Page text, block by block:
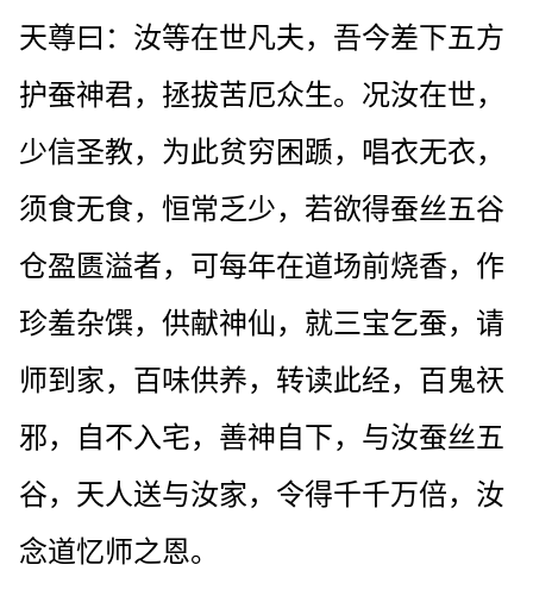
天尊曰：汝等在世凡夫，吾今差下五方
护蚕神君，拯拔苦厄众生。况汝在世，
少信圣教，为此贫穷困踬，唱衣无衣，
须食无食，恒常乏少，若欲得蚕丝五谷
仓盈匮溢者，可每年在道场前烧香，作
珍羞杂馔，供献神仙，就三宝乞蚕，请
师到家，百味供养，转读此经，百鬼祆
邪，自不入宅，善神自下，与汝蚕丝五
谷，天人送与汝家，令得千千万倍，汝
念道忆师之恩。